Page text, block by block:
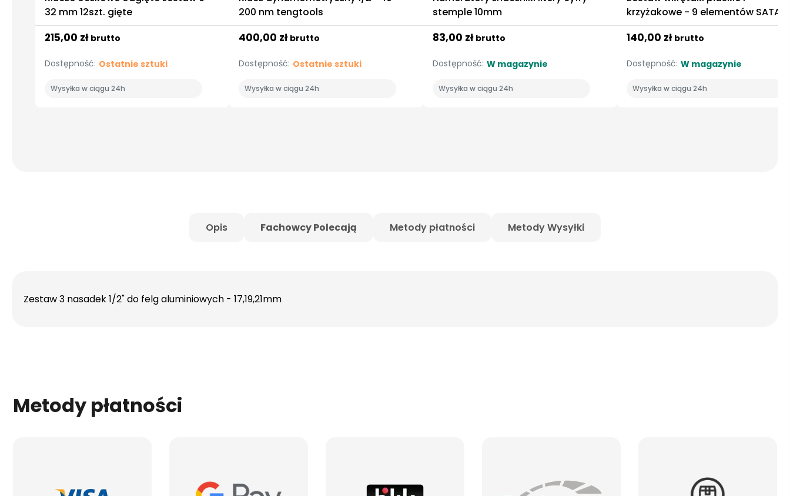
32 mm 12szt. gięte
215,00 zł brutto
Dostępność: Ostatnie sztuki
Wysyłka w ciągu 24h
200 nm tengtools
400,00 zł brutto
Dostępność: Ostatnie sztuki
Wysyłka w ciągu 24h
stemple 10mm
83,00 zł brutto
Dostępność: W magazynie
Wysyłka w ciągu 24h
krzyżakowe - 9 elementów SATA
140,00 zł brutto
Dostępność: W magazynie
Wysyłka w ciągu 24h
Opis Fachowcy Polecają Metody płatności Metody Wysyłki
Zestaw 3 nasadek 1/2" do felg aluminiowych - 17,19,21mm
Metody płatności